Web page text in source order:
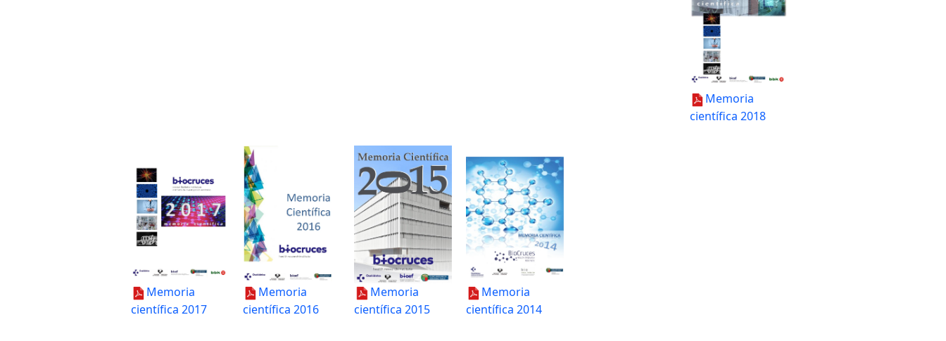
Memoria
científica 2018
Memoria
científica 2017
Memoria
científica 2016
Memoria
científica 2015
Memoria
científica 2014